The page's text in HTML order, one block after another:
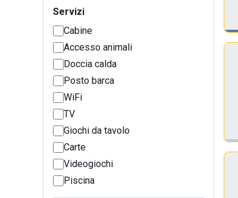
Servizi
Cabine
Accesso animali
Doccia calda
Posto barca
WiFi
TV
Giochi da tavolo
Carte
Videogiochi
Piscina